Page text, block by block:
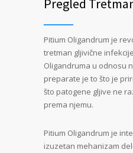
Pregled
Pitium Oligandrum je
tretman gljivične
Oligandruma u odnosu
preparate je to što je
što patogene gljive ne
prema njemu.
Pitium Oligandrum je
izuzetan mehanizam